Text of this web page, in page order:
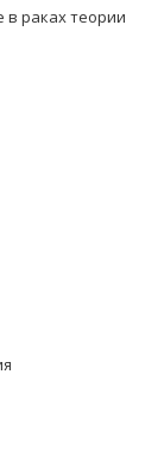
раках теории